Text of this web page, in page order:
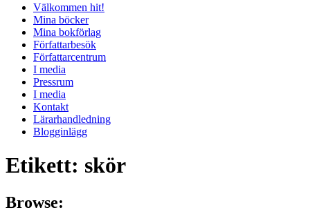
Välkommen hit!
Mina böcker
Mina bokförlag
Författarbesök
Författarcentrum
I media
Pressrum
I media
Kontakt
Lärarhandledning
Blogginlägg
Etikett: skör
Browse: